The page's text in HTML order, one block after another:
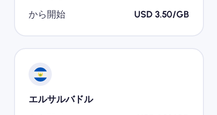
から開始
USD 3.50/GB
エルサルバドル